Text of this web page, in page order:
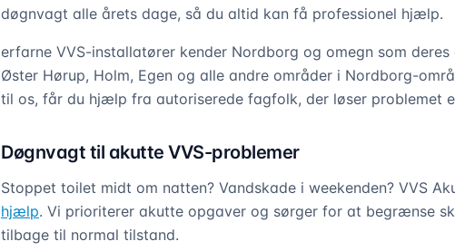
døgnvagt alle årets dage, så du altid kan få professionel hjælp.
erfarne VVS-installatører kender Nordborg og omegn som
Øster Hørup, Holm, Egen og alle andre områder i Nordborg-
til os, får du hjælp fra autoriserede fagfolk, der løser problemet
Døgnvagt til akutte VVS-problemer
Stoppet toilet midt om natten? Vandskade i weekenden? VVS
hjælp. Vi prioriterer akutte opgaver og sørger for at begrænse
tilbage til normal tilstand.